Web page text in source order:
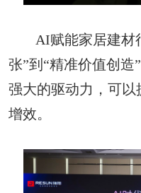
AI赋能家居建材
张”到“精准价值创
强大的驱动力，可
增效。